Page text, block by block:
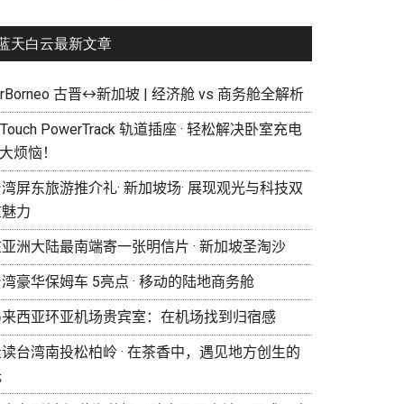
天白云最新文章
古晋↔新加坡 | 经济舱 vs 商务舱全解析
PowerTrack 轨道插座 · 轻松解决卧室充电
烦恼！
屏东旅游推介礼· 新加坡场· 展现观光与科技双
力
洲大陆最南端寄一张明信片 · 新加坡圣淘沙
豪华保姆车 5亮点 · 移动的陆地商务舱
西亚环亚机场贵宾室：在机场找到归宿感
台湾南投松柏岭 · 在茶香中，遇见地方创生的